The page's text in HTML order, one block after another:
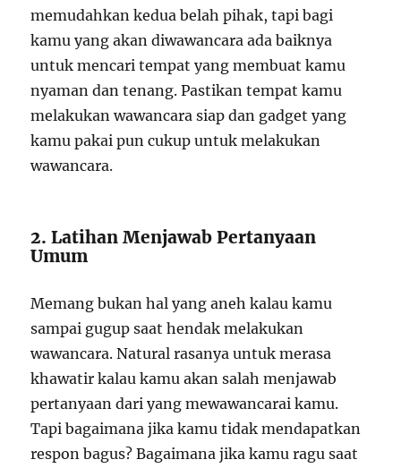
memudahkan kedua belah pihak, tapi bagi
kamu yang akan diwawancara ada baiknya
untuk mencari tempat yang membuat kamu
nyaman dan tenang. Pastikan tempat kamu
melakukan wawancara siap dan gadget yang
kamu pakai pun cukup untuk melakukan
wawancara.
2. Latihan Menjawab Pertanyaan
Umum
Memang bukan hal yang aneh kalau kamu
sampai gugup saat hendak melakukan
wawancara. Natural rasanya untuk merasa
khawatir kalau kamu akan salah menjawab
pertanyaan dari yang mewawancarai kamu.
Tapi bagaimana jika kamu tidak mendapatkan
respon bagus? Bagaimana jika kamu ragu saat